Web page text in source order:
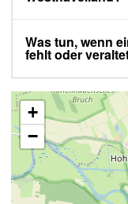
Was tun, wenn
fehlt oder
+
−